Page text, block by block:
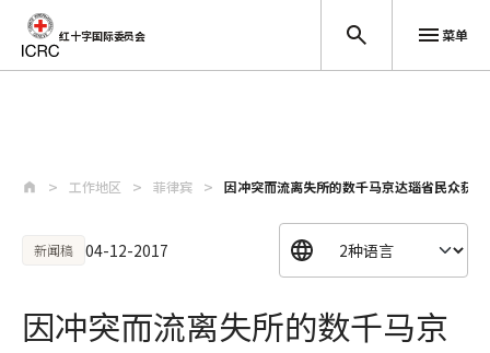
红十字国际委员会 菜单
工作地区 菲律宾 因冲突而流离失所的数千马京达瑙省民众获
新闻稿 04-12-2017
因冲突而流离失所的数千马京